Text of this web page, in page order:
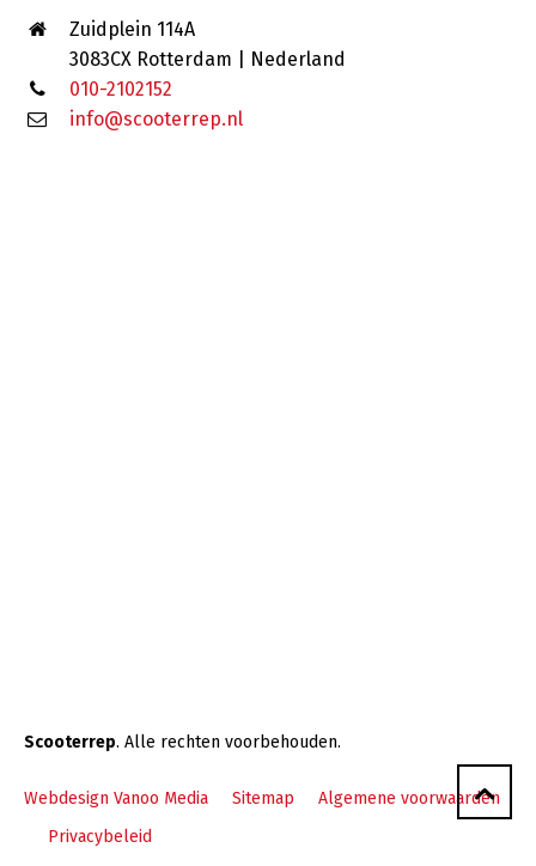
Zuidplein 114A
3083CX Rotterdam | Nederland
010-2102152
info@scooterrep.nl
Scooterrep. Alle rechten voorbehouden.
Webdesign Vanoo Media Sitemap
Algemene voorwaarden
Privacybeleid